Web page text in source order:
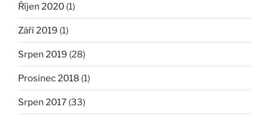
Říjen 2020 (1)
Září 2019 (1)
Srpen 2019 (28)
Prosinec 2018 (1)
Srpen 2017 (33)